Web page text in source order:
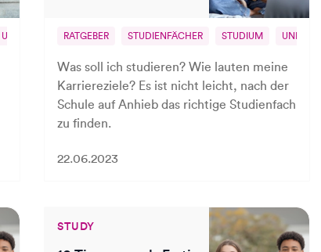
UNI ZWANGSEXMATRIKULATION
RATGEBER STUDIENFÄCHER STUDIUM UNI
Was soll ich studieren? Wie lauten meine
Karriereziele? Es ist nicht leicht, nach der
Schule auf Anhieb das richtige Studienfach
zu finden.
22.06.2023
STUDY